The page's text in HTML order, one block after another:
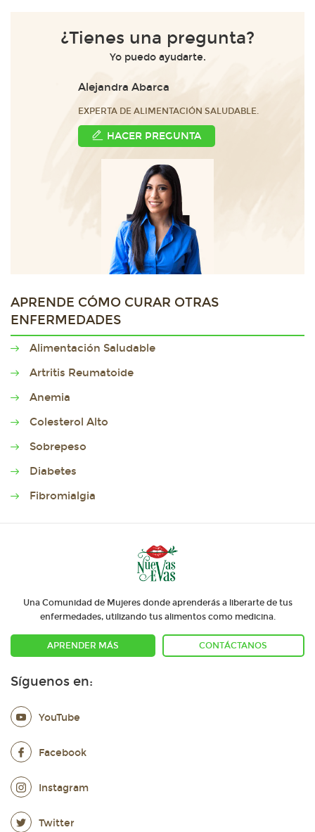
¿Tienes una pregunta?
Yo puedo ayudarte.
Alejandra Abarca
EXPERTA DE ALIMENTACIÓN SALUDABLE.
HACER PREGUNTA
APRENDE CÓMO CURAR OTRAS
ENFERMEDADES
Alimentación Saludable
Artritis Reumatoide
Anemia
Colesterol Alto
Sobrepeso
Diabetes
Fibromialgia
Una Comunidad de Mujeres donde aprenderás a liberarte de tus
enfermedades, utilizando tus alimentos como medicina.
APRENDER MÁS CONTÁCTANOS
Síguenos en:
YouTube
Facebook
Instagram
Twitter